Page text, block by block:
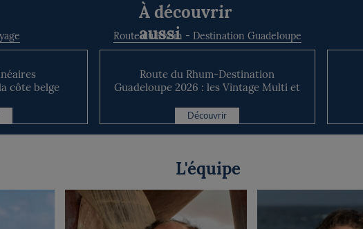
À découvrir
aussi
côte belge
Route du Rhum - Destination Guadeloupe
Route du Rhum-Destination
Guadeloupe 2026 : les Vintage Multi et
Découvrir
L'équipe